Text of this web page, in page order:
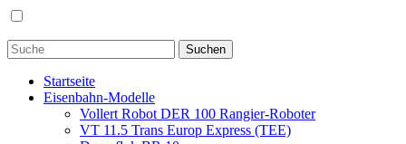
Startseite
Eisenbahn-Modelle
Vollert Robot DER 100 Rangier-Roboter
VT 11.5 Trans Europ Express (TEE)